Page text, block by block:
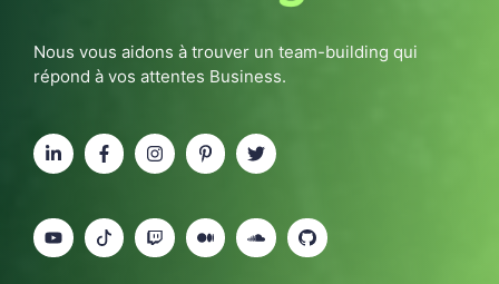
Nous vous aidons à trouver un team-building qui
répond à vos attentes Business.